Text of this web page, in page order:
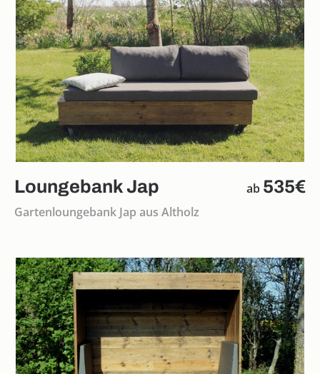
Loungebank Jap ab 535€
Gartenloungebank Jap aus Altholz